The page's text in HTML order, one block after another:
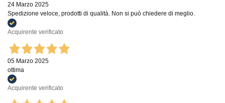
24 Marzo 2025
Spedizione veloce, prodotti di qualità. Non si può chiedere di meglio.
Acquirente verificato
05 Marzo 2025
ottima
Acquirente verificato